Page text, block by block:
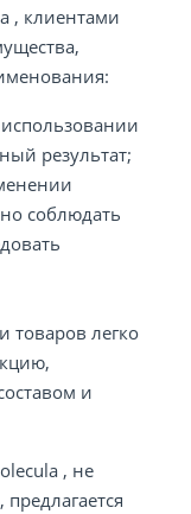
, клиентами
результат;
соблюдать
товаров легко
и
, не